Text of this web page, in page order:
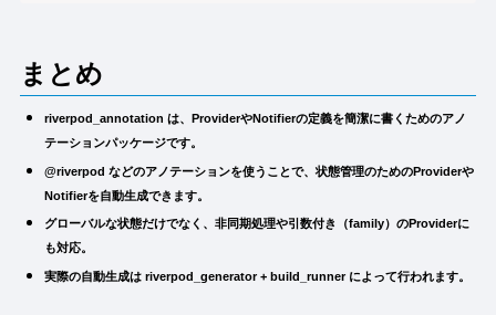
まとめ
riverpod_annotation は、ProviderやNotifierの定義を簡潔に書くためのアノ
テーションパッケージです。
@riverpod などのアノテーションを使うことで、状態管理のためのProviderや
Notifierを自動生成できます。
グローバルな状態だけでなく、非同期処理や引数付き（family）のProviderに
も対応。
実際の自動生成は riverpod_generator + build_runner によって行われます。